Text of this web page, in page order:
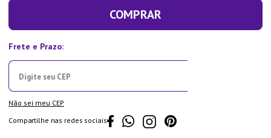
COMPRAR
Não sei meu CEP
Compartilhe nas redes sociais